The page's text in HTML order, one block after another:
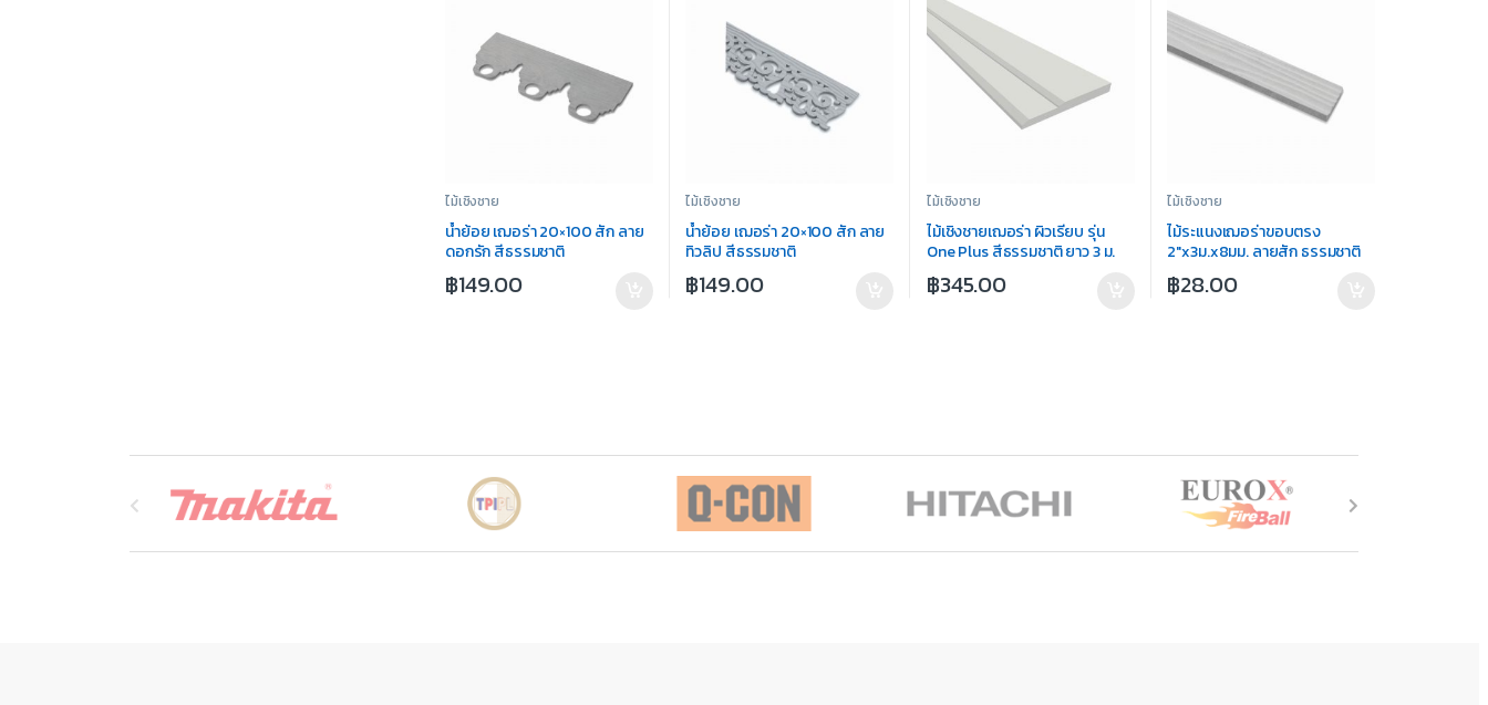
ไม้เชิงชาย
น้ำย้อย เฌอร่า 20×100 สัก ลาย
ดอกรัก สีธรรมชาติ
฿149.00
ไม้เชิงชาย
น้ำย้อย เฌอร่า 20×100 สัก ลาย
ทิวลิป สีธรรมชาติ
฿149.00
ไม้เชิงชาย
ไม้เชิงชายเฌอร่า ผิวเรียบ รุ่น
One Plus สีธรรมชาติ ยาว 3 ม.
฿345.00
ไม้เชิงชาย
ไม้ระแนงเฌอร่าขอบตรง
2″x3ม.x8มม. ลายสัก ธรรมชาติ
฿28.00